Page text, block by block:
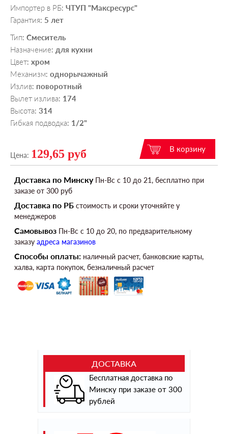
Импортер в РБ: ЧТУП "Максресурс"
Гарантия: 5 лет
Тип: Смеситель
Назначение: для кухни
Цвет: хром
Механизм: однорычажный
Излив: поворотный
Вылет излива: 174
Высота: 314
Гибкая подводка: 1/2"
Цена: 129,65 руб
Доставка по МинскуПн-Вс c 10 до 21, бесплатно при
заказе от 300 руб
Доставка по РБ стоимость и сроки уточняйте у
менеджеров
Самовывоз Пн-Вс c 10 до 20, по предварительному
заказу адреса магазинов
Способы оплаты: наличный расчет, банковские карты,
халва, карта покупок, безналичный расчет
ДОСТАВКА
Бесплатная доставка по
Минску при заказе от 300
рублей